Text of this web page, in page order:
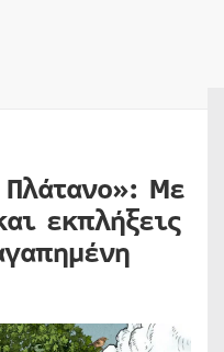
Με
εκπλήξεις